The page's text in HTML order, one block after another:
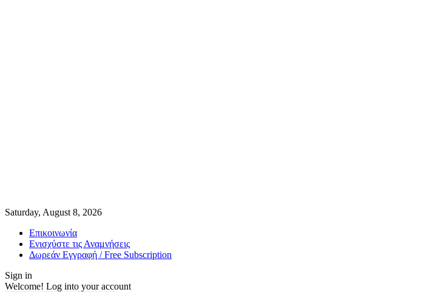
Saturday, August 8, 2026
Επικοινωνία
Ενισχύστε τις Αναμνήσεις
Δωρεάν Εγγραφή / Free Subscription
Sign in
Welcome! Log into your account